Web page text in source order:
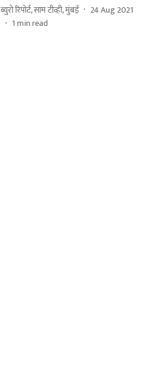
ब्युरो रिपोर्ट, साम टीव्ही, मुंबई
24 Aug 2021
1 min read